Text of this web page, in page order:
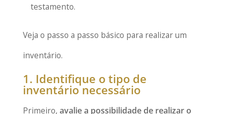
testamento.
Veja o passo a passo básico para realizar um
inventário.
1. Identifique o tipo de
inventário necessário
Primeiro, avalie a possibilidade de realizar o